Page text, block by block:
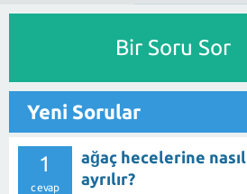
Bir Soru Sor
Yeni Sorular
1
cevap
ağaç hecelerine nasıl
ayrılır?